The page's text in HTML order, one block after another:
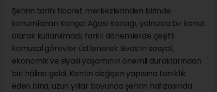
Şehrin tarihi ticaret merkezlerinden birinde
konumlanan Kangal Ağası Konağı, yalnızca bir konut
olarak kullanılmadı; farklı dönemlerde çeşitli
kamusal görevler üstlenerek Sivas’ın sosyal,
ekonomik ve siyasi yaşamının önemli duraklarından
biri hâline geldi. Kentin değişen yapısına tanıklık
eden bina, uzun yıllar boyunca şehrin hafızasında